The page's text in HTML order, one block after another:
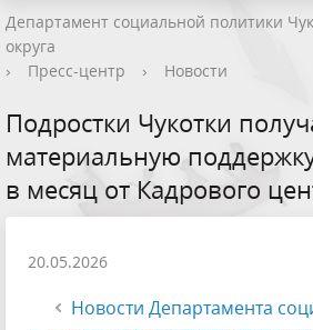
Департамент социальной политики
округа
›
Пресс-центр › Новости
Подростки Чукотки
материальную
в месяц от Кадрового
20.05.2026
Новости Департамента